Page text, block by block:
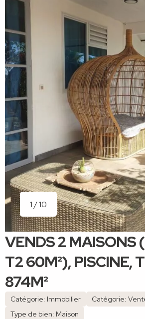
1 / 10
VENDS 2 MAISONS
T2 60M²), PISCINE,
874M²
Catégorie: Immobilier
Catégorie:
Type de bien: Maison